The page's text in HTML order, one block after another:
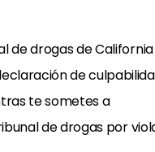
de drogas de California
de
te sometes a
de drogas por